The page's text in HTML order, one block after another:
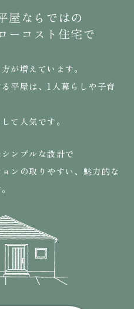
屋ならではの
ーコスト住宅で
が増えています。
平屋は、1人暮らしや子育
て人気です。
ンプルな設計で
ンの取りやすい、魅力的な